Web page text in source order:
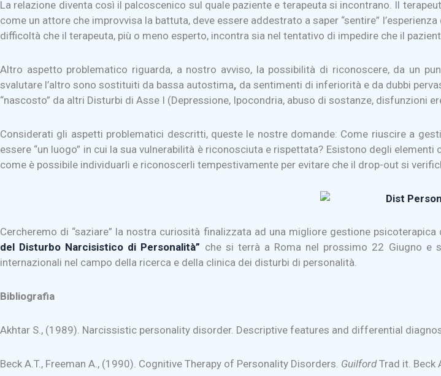
La relazione diventa così il palcoscenico sul quale paziente e terapeuta si incontrano. Il
come un attore che improvvisa la battuta, deve essere addestrato a saper “sentire”
difficoltà che il terapeuta, più o meno esperto, incontra sia nel tentativo di impedire che il
Altro aspetto problematico riguarda, a nostro avviso, la possibilità di riconoscere, da un
svalutare l’altro sono sostituiti da bassa autostima, da sentimenti di inferiorità e da dubbi
“nascosto” da altri Disturbi di Asse I (Depressione, Ipocondria, abuso di sostanze, disfunzioni
Considerati gli aspetti problematici descritti, queste le nostre domande: Come riuscire a
essere “un luogo” in cui la sua vulnerabilità è riconosciuta e rispettata? Esistono degli
come è possibile individuarli e riconoscerli tempestivamente per evitare che il drop-out si
Cercheremo di “saziare” la nostra curiosità finalizzata ad una migliore gestione psicoterapica
del Disturbo Narcisistico di Personalità” che si terrà a Roma nel prossimo 22 Giugno e
internazionali nel campo della ricerca e della clinica dei disturbi di personalità.
Bibliografia
Akhtar S., (1989). Narcissistic personality disorder. Descriptive features and differential
Beck A.T., Freeman A., (1990). Cognitive Therapy of Personality Disorders. GuilfordTrad it. Beck